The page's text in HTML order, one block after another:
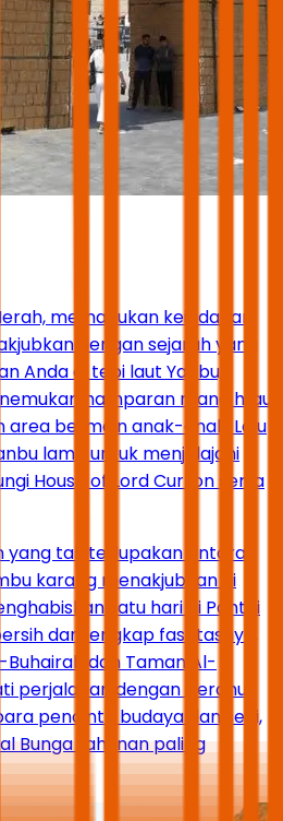
memadukan keindahan
dengan sejarah yang
Anda di tepi laut Yanbu,
hamparan ruang hijau
area bermain anak-anak. Lalu
lama untuk menjelajahi
House of Lord Curzon serta
yang tak terlupakan antara
karang menakjubkan di
satu hari di Pantai
dan lengkap fasilitasnya,
dan Taman Al-
perjalanan dengan perahu
pencinta budaya dan seni,
Bunga tahunan paling